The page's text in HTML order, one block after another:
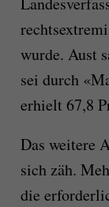
wurde. Aust
sei durch
erhielt 67,8
Das weitere
sich zäh.
die